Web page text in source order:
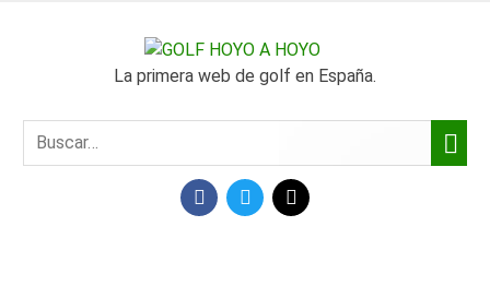
GOLF
HOYO
La primera web de golf en España.
FACEBOOKTWITTER
MAIL